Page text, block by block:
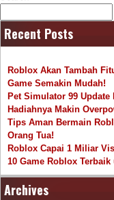
Recent Posts
Roblox Akan Tambah
Game Semakin Mudah!
Pet Simulator 99
Hadiahnya Makin
Tips Aman Bermain
Orang Tua!
Roblox Capai 1 Miliar
10 Game Roblox
Archives